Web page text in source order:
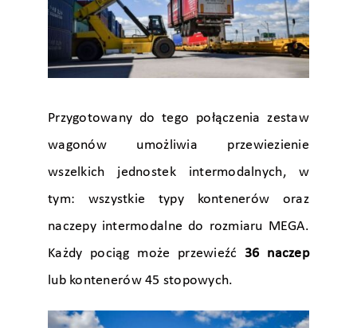
Przygotowany do tego połączenia zestaw
wagonów umożliwia przewiezienie
wszelkich jednostek intermodalnych, w
tym: wszystkie typy kontenerów oraz
naczepy intermodalne do rozmiaru MEGA.
Każdy pociąg może przewieźć 36 naczep
lub kontenerów 45 stopowych.